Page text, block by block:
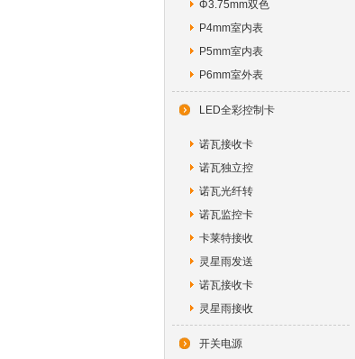
Φ3.75mm双色
P4mm室内表
P5mm室内表
P6mm室外表
LED全彩控制卡
诺瓦接收卡
诺瓦独立控
诺瓦光纤转
诺瓦监控卡
卡莱特接收
灵星雨发送
诺瓦接收卡
灵星雨接收
开关电源